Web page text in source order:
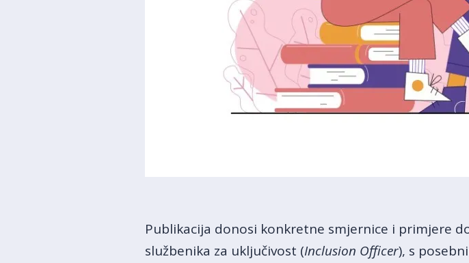
Publikacija donosi konkretne smjernice i primjere
službenika za uključivost (Inclusion Officer), s